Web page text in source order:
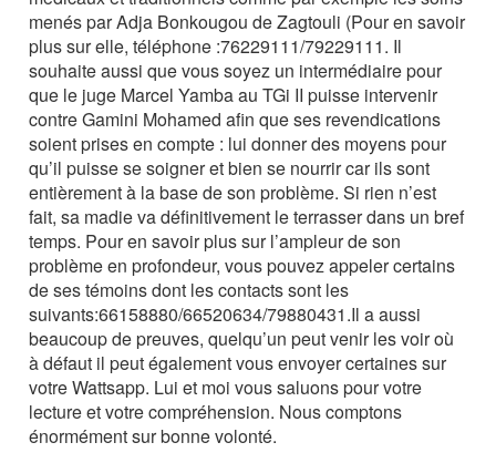
menés par Adja Bonkougou de Zagtouli (Pour en savoir
plus sur elle, téléphone :76229111/79229111. Il
souhaite aussi que vous soyez un intermédiaire pour
que le juge Marcel Yamba au TGi II puisse intervenir
contre Gamini Mohamed afin que ses revendications
soient prises en compte : lui donner des moyens pour
qu’il puisse se soigner et bien se nourrir car ils sont
entièrement à la base de son problème. Si rien n’est
fait, sa madie va définitivement le terrasser dans un bref
temps. Pour en savoir plus sur l’ampleur de son
problème en profondeur, vous pouvez appeler certains
de ses témoins dont les contacts sont les
suivants:66158880/66520634/79880431.Il a aussi
beaucoup de preuves, quelqu’un peut venir les voir où
à défaut il peut également vous envoyer certaines sur
votre Wattsapp. Lui et moi vous saluons pour votre
lecture et votre compréhension. Nous comptons
énormément sur bonne volonté.